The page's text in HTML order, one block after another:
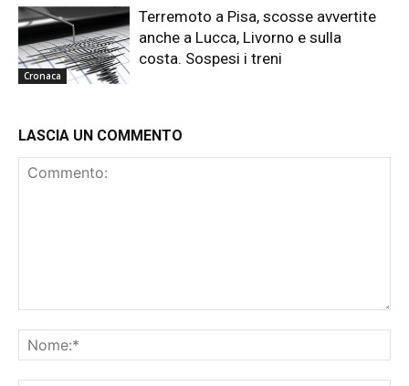
Cronaca
Terremoto a Pisa, scosse avvertite
anche a Lucca, Livorno e sulla
costa. Sospesi i treni
LASCIA UN COMMENTO